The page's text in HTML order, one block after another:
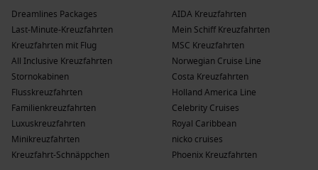
Benoaoder Sydney und bieten passagieren ein exklusives
und intimes Erlebnis.
Die Vorteile einer Kreuzfahrt nach Bitung
(Sulawesi), Indonesien zu verschiedenen
Jahreszeiten
Frühling(März
: Temperaturen liegen zwischen
25 °C und 30 °C. Diese Monate sind perfekt für
Dschungelwanderungen und Wassersport Aktivitäten, die
Dreamlines Packages
Last-Minute-Kreuzfahrten
Kreuzfahrten mit Flug
All Inclusive Kreuzfahrten
Stornokabinen
Flusskreuzfahrten
Familienkreuzfahrten
Luxuskreuzfahrten
Minikreuzfahrten
Kreuzfahrt-Schnäppchen
AIDA Kreuzfahrten
Mein Schiff Kreuzfahrten
MSC Kreuzfahrten
Norwegian Cruise Line
Costa Kreuzfahrten
Holland America Line
Celebrity Cruises
Royal Caribbean
nicko cruises
Phoenix Kreuzfahrten